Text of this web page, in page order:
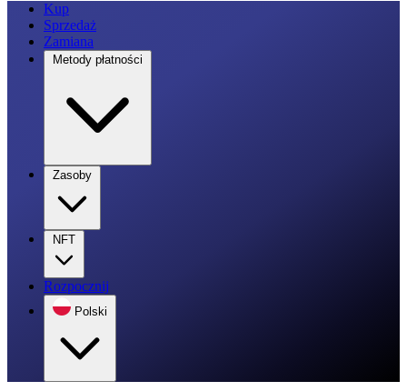
Kup
Sprzedaż
Zamiana
Metody płatności
Zasoby
NFT
Rozpocznij
Polski